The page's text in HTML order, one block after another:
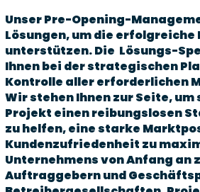
Unser Pre-Opening-
Lösungen, um die
unterstützen. Die Lösungs-
Ihnen bei der strategischen
Kontrolle aller erforderlichen
Wir stehen Ihnen zur Seite,
Projekt einen reibungslosen
zu helfen, eine starke
Kundenzufriedenheit zu
Unternehmens von Anfang an
Auftraggebern und